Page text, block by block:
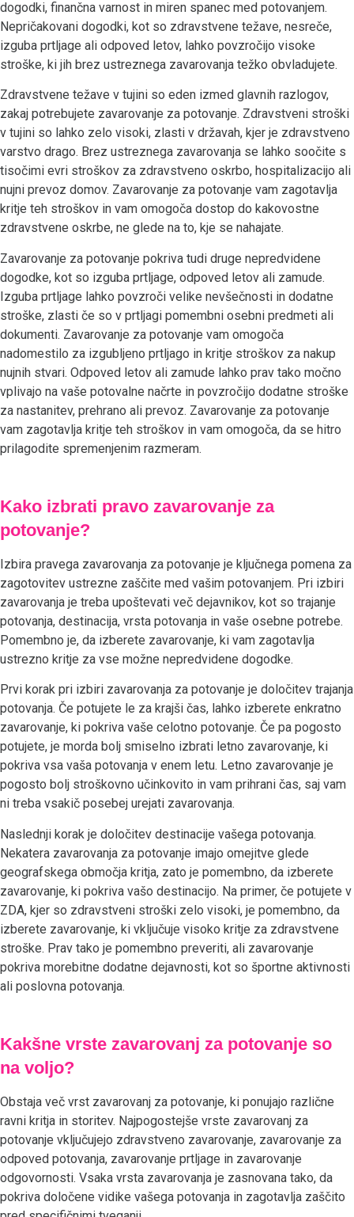
dogodki, finančna varnost in miren spanec med potovanjem.
Nepričakovani dogodki, kot so zdravstvene težave, nesreče,
izguba prtljage ali odpoved letov, lahko povzročijo visoke
stroške, ki jih brez ustreznega zavarovanja težko obvladujete.
Zdravstvene težave v tujini so eden izmed glavnih razlogov,
zakaj potrebujete zavarovanje za potovanje. Zdravstveni stroški
v tujini so lahko zelo visoki, zlasti v državah, kjer je zdravstveno
varstvo drago. Brez ustreznega zavarovanja se lahko soočite s
tisočimi evri stroškov za zdravstveno oskrbo, hospitalizacijo ali
nujni prevoz domov. Zavarovanje za potovanje vam zagotavlja
kritje teh stroškov in vam omogoča dostop do kakovostne
zdravstvene oskrbe, ne glede na to, kje se nahajate.
Zavarovanje za potovanje pokriva tudi druge nepredvidene
dogodke, kot so izguba prtljage, odpoved letov ali zamude.
Izguba prtljage lahko povzroči velike nevšečnosti in dodatne
stroške, zlasti če so v prtljagi pomembni osebni predmeti ali
dokumenti. Zavarovanje za potovanje vam omogoča
nadomestilo za izgubljeno prtljago in kritje stroškov za nakup
nujnih stvari. Odpoved letov ali zamude lahko prav tako močno
vplivajo na vaše potovalne načrte in povzročijo dodatne stroške
za nastanitev, prehrano ali prevoz. Zavarovanje za potovanje
vam zagotavlja kritje teh stroškov in vam omogoča, da se hitro
prilagodite spremenjenim razmeram.
Kako izbrati pravo zavarovanje za
potovanje?
Izbira pravega zavarovanja za potovanje je ključnega pomena za
zagotovitev ustrezne zaščite med vašim potovanjem. Pri izbiri
zavarovanja je treba upoštevati več dejavnikov, kot so trajanje
potovanja, destinacija, vrsta potovanja in vaše osebne potrebe.
Pomembno je, da izberete zavarovanje, ki vam zagotavlja
ustrezno kritje za vse možne nepredvidene dogodke.
Prvi korak pri izbiri zavarovanja za potovanje je določitev trajanja
potovanja. Če potujete le za krajši čas, lahko izberete enkratno
zavarovanje, ki pokriva vaše celotno potovanje. Če pa pogosto
potujete, je morda bolj smiselno izbrati letno zavarovanje, ki
pokriva vsa vaša potovanja v enem letu. Letno zavarovanje je
pogosto bolj stroškovno učinkovito in vam prihrani čas, saj vam
ni treba vsakič posebej urejati zavarovanja.
Naslednji korak je določitev destinacije vašega potovanja.
Nekatera zavarovanja za potovanje imajo omejitve glede
geografskega območja kritja, zato je pomembno, da izberete
zavarovanje, ki pokriva vašo destinacijo. Na primer, če potujete v
ZDA, kjer so zdravstveni stroški zelo visoki, je pomembno, da
izberete zavarovanje, ki vključuje visoko kritje za zdravstvene
stroške. Prav tako je pomembno preveriti, ali zavarovanje
pokriva morebitne dodatne dejavnosti, kot so športne aktivnosti
ali poslovna potovanja.
Kakšne vrste zavarovanj za potovanje so
na voljo?
Obstaja več vrst zavarovanj za potovanje, ki ponujajo različne
ravni kritja in storitev. Najpogostejše vrste zavarovanj za
potovanje vključujejo zdravstveno zavarovanje, zavarovanje za
odpoved potovanja, zavarovanje prtljage in zavarovanje
odgovornosti. Vsaka vrsta zavarovanja je zasnovana tako, da
pokriva določene vidike vašega potovanja in zagotavlja zaščito